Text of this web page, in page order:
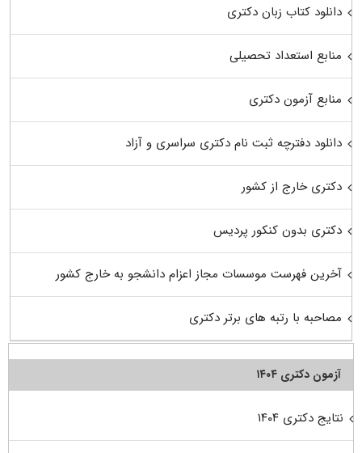
دانلود کتاب زبان دکتری
منابع استعداد تحصیلی
منابع آزمون دکتری
دانلود دفترچه ثبت نام دکتری سراسری و آزاد
دکتری خارج از کشور
دکتری بدون کنکور پردیس
آخرین فهرست موسسات مجاز اعزام دانشجو به خارج کشور
مصاحبه با رتبه های برتر دکتری
آزمون دکتری ۱۴۰۴
نتایج دکتری ۱۴۰۴